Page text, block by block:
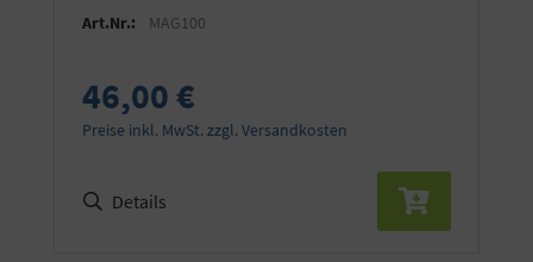
Art.Nr.: MAG100
46,00 €
Preise inkl. MwSt. zzgl. Versandkosten
Details